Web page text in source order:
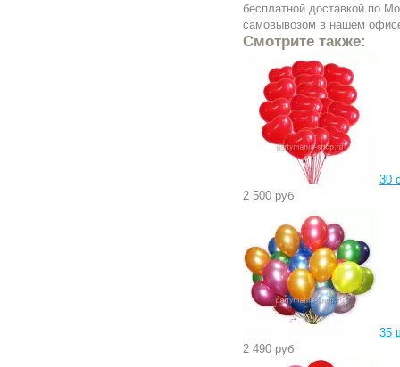
бесплатной доставкой по
самовывозом в нашем
Смотрите также:
30
2 500 руб
35
2 490 руб